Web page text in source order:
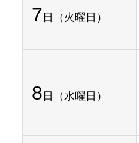
7 日（火曜日）
8 日（水曜日）